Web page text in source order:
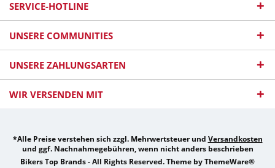
SERVICE-HOTLINE
UNSERE COMMUNITIES
UNSERE ZAHLUNGSARTEN
WIR VERSENDEN MIT
*Alle Preise verstehen sich zzgl. Mehrwertsteuer und Versandkosten
und ggf. Nachnahmegebühren, wenn nicht anders beschrieben
Bikers Top Brands - All Rights Reserved. Theme byThemeWare®